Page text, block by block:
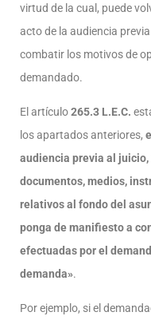
virtud de la cual, puede
acto de la audiencia
combatir los motivos de
demandado.
El artículo265.3 L.E.C.
los apartados anteriores,
audiencia previa al
documentos, medios,
relativos al fondo del
ponga de manifiesto a
efectuadas por el
demanda».
Por ejemplo, si el